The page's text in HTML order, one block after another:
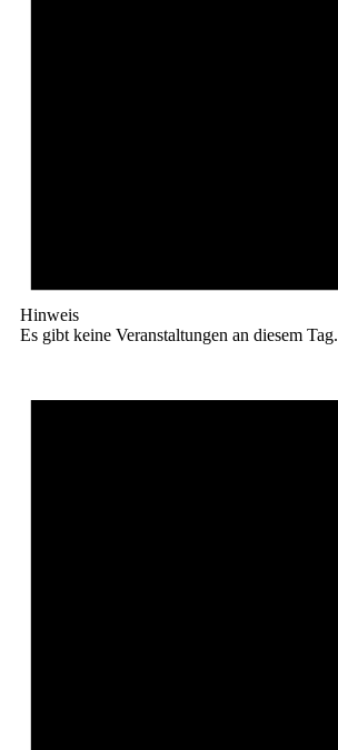
Hinweis
Es gibt keine Veranstaltungen an diesem Tag.